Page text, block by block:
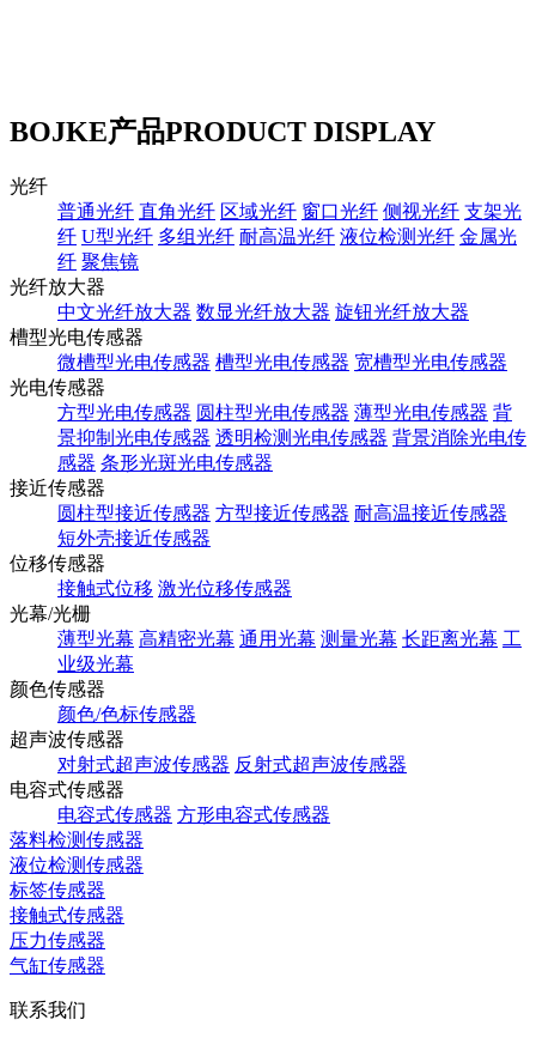
BOJKE产品PRODUCT DISPLAY
光纤
普通光纤 直角光纤 区域光纤 窗口光纤 侧视光纤 支架光
纤 U型光纤 多组光纤 耐高温光纤 液位检测光纤 金属光
纤 聚焦镜
光纤放大器
中文光纤放大器 数显光纤放大器 旋钮光纤放大器
槽型光电传感器
微槽型光电传感器 槽型光电传感器 宽槽型光电传感器
光电传感器
方型光电传感器 圆柱型光电传感器 薄型光电传感器 背
景抑制光电传感器 透明检测光电传感器 背景消除光电传
感器 条形光斑光电传感器
接近传感器
圆柱型接近传感器 方型接近传感器 耐高温接近传感器
短外壳接近传感器
位移传感器
接触式位移 激光位移传感器
光幕/光栅
薄型光幕 高精密光幕 通用光幕 测量光幕 长距离光幕 工
业级光幕
颜色传感器
颜色/色标传感器
超声波传感器
对射式超声波传感器 反射式超声波传感器
电容式传感器
电容式传感器 方形电容式传感器
落料检测传感器
液位检测传感器
标签传感器
接触式传感器
压力传感器
气缸传感器
联系我们